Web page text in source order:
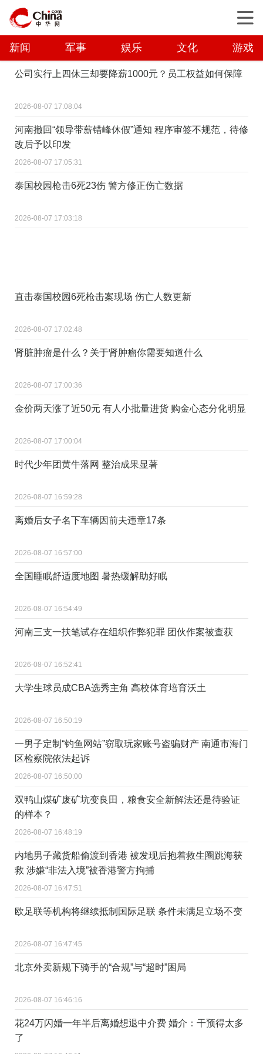
新闻 军事 娱乐 文化 游戏
公司实行上四休三却要降薪1000元？员工权益如何保障
2026-08-07 17:08:04
河南撤回“领导带薪错峰休假”通知 程序审签不规范，待修
改后予以印发
2026-08-07 17:05:31
泰国校园枪击6死23伤 警方修正伤亡数据
2026-08-07 17:03:18
直击泰国校园6死枪击案现场 伤亡人数更新
2026-08-07 17:02:48
肾脏肿瘤是什么？关于肾肿瘤你需要知道什么
2026-08-07 17:00:36
金价两天涨了近50元 有人小批量进货 购金心态分化明显
2026-08-07 17:00:04
时代少年团黄牛落网 整治成果显著
2026-08-07 16:59:28
离婚后女子名下车辆因前夫违章17条
2026-08-07 16:57:00
全国睡眠舒适度地图 暑热缓解助好眠
2026-08-07 16:54:49
河南三支一扶笔试存在组织作弊犯罪 团伙作案被查获
2026-08-07 16:52:41
大学生球员成CBA选秀主角 高校体育培育沃土
2026-08-07 16:50:19
一男子定制“钓鱼网站”窃取玩家账号盗骗财产 南通市海门
区检察院依法起诉
2026-08-07 16:50:00
双鸭山煤矿废矿坑变良田，粮食安全新解法还是待验证
的样本？
2026-08-07 16:48:19
内地男子藏货船偷渡到香港 被发现后抱着救生圈跳海获
救 涉嫌“非法入境”被香港警方拘捕
2026-08-07 16:47:51
欧足联等机构将继续抵制国际足联 条件未满足立场不变
2026-08-07 16:47:45
北京外卖新规下骑手的“合规”与“超时”困局
2026-08-07 16:46:16
花24万闪婚一年半后离婚想退中介费 婚介：干预得太多
了